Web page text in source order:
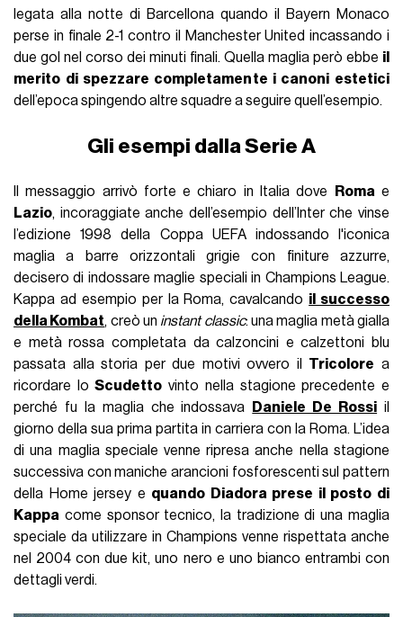
legata alla notte di Barcellona quando il Bayern Monaco
perse in finale 2-1 contro il Manchester United incassando i
due gol nel corso dei minuti finali. Quella maglia però ebbe il
merito di spezzare completamente i canoni estetici
dell’epoca spingendo altre squadre a seguire quell’esempio.
Gli esempi dalla Serie A
Il messaggio arrivò forte e chiaro in Italia dove Roma e
Lazio, incoraggiate anche dell’esempio dell’Inter che vinse
l’edizione 1998 della Coppa UEFA indossando l'iconica
maglia a barre orizzontali grigie con finiture azzurre,
decisero di indossare maglie speciali in Champions League.
Kappa ad esempio per la Roma, cavalcando il successo
della Kombat, creò un instant classic: una maglia metà gialla
e metà rossa completata da calzoncini e calzettoni blu
passata alla storia per due motivi ovvero il Tricolore a
ricordare loScudetto vinto nella stagione precedente e
perché fu la maglia che indossava
Daniele De Rossi il
giorno della sua prima partita in carriera con la Roma. L’idea
di una maglia speciale venne ripresa anche nella stagione
successiva con maniche arancioni fosforescenti sul pattern
della Home jersey e quando Diadora prese il posto di
Kappa come sponsor tecnico, la tradizione di una maglia
speciale da utilizzare in Champions venne rispettata anche
nel 2004 con due kit, uno nero e uno bianco entrambi con
dettagli verdi.